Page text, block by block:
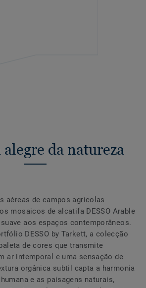
alegre da natureza
aéreas de campos agrícolas
mosaicos de alcatifa DESSO Arable
aos espaços contemporâneos.
DESSO by Tarkett, a colecção
de cores que transmite
ar intemporal e uma sensação de
orgânica subtil capta a harmonia
e as paisagens naturais,